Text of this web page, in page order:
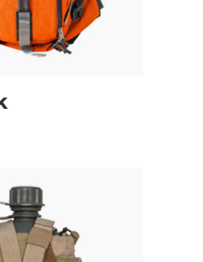
AL CARRELLO